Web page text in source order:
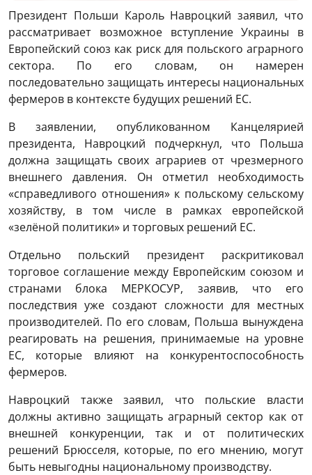
Президент Польши Кароль Навроцкий заявил, что
рассматривает возможное вступление Украины в
Европейский союз как риск для польского аграрного
сектора. По его словам, он намерен
последовательно защищать интересы национальных
фермеров в контексте будущих решений ЕС.
В заявлении, опубликованном Канцелярией
президента, Навроцкий подчеркнул, что Польша
должна защищать своих аграриев от чрезмерного
внешнего давления. Он отметил необходимость
«справедливого отношения» к польскому сельскому
хозяйству, в том числе в рамках европейской
«зелёной политики» и торговых решений ЕС.
Отдельно польский президент раскритиковал
торговое соглашение между Европейским союзом и
странами блока МЕРКОСУР, заявив, что его
последствия уже создают сложности для местных
производителей. По его словам, Польша вынуждена
реагировать на решения, принимаемые на уровне
ЕС, которые влияют на конкурентоспособность
фермеров.
Навроцкий также заявил, что польские власти
должны активно защищать аграрный сектор как от
внешней конкуренции, так и от политических
решений Брюсселя, которые, по его мнению, могут
быть невыгодны национальному производству.